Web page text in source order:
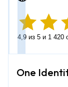
4,9 из 5 и 1 420